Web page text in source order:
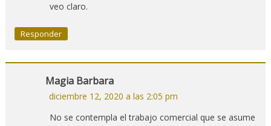
veo claro.
Responder
Magia Barbara
diciembre 12, 2020 a las 2:05 pm
No se contempla el trabajo comercial que se asume